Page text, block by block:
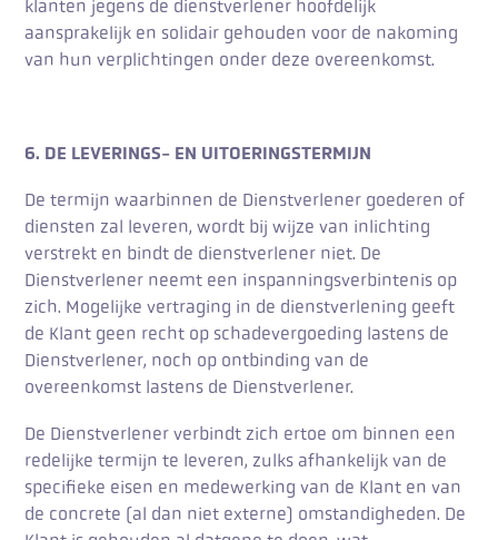
klanten jegens de dienstverlener hoofdelijk
aansprakelijk en solidair gehouden voor de nakoming
van hun verplichtingen onder deze overeenkomst.
6. DE LEVERINGS- EN UITOERINGSTERMIJN
De termijn waarbinnen de Dienstverlener goederen of
diensten zal leveren, wordt bij wijze van inlichting
verstrekt en bindt de dienstverlener niet. De
Dienstverlener neemt een inspanningsverbintenis op
zich. Mogelijke vertraging in de dienstverlening geeft
de Klant geen recht op schadevergoeding lastens de
Dienstverlener, noch op ontbinding van de
overeenkomst lastens de Dienstverlener.
De Dienstverlener verbindt zich ertoe om binnen een
redelijke termijn te leveren, zulks afhankelijk van de
specifieke eisen en medewerking van de Klant en van
de concrete (al dan niet externe) omstandigheden. De